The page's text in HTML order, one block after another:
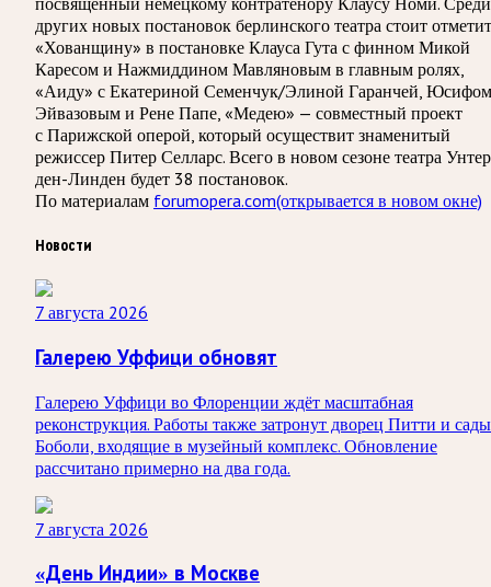
других новых постановок берлинского театра стоит
«Хованщину» в постановке Клауса Гута с финном Микой
Каресом и Нажмиддином Мавляновым в главным ролях,
«Аиду» с Екатериной Семенчук/Элиной Гаранчей, Юсифом
Эйвазовым и Рене Папе, «Медею» — совместный проект
с Парижской оперой, который осуществит знаменитый
режиссер Питер Селларс. Всего в новом сезоне театра
ден-Линден будет 38 постановок.
По материалам forumopera.com(открывается в новом окне)
Новости
7 августа 2026
Галерею Уффици обновят
Галерею Уффици во Флоренции ждёт масштабная
реконструкция. Работы также затронут дворец Питти и сады
Боболи, входящие в музейный комплекс. Обновление
рассчитано примерно на два года.
7 августа 2026
«День Индии» в Москве